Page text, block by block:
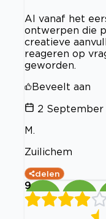
Al vanaf het
ontwerpen die
creatieve
reageren op
geworden.
Beveelt aan
2 September
M.
Zuilichem
delen
9